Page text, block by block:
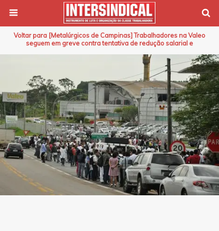
Voltar para [Metalúrgicos de Campinas] Trabalhadores na Valeo
seguem em greve contra tentativa de redução salarial e